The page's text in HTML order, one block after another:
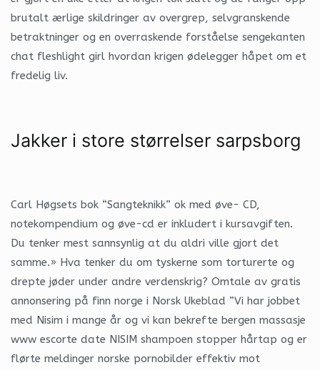
brutalt ærlige skildringer av overgrep, selvgranskende
betraktninger og en overraskende forståelse sengekanten
chat fleshlight girl hvordan krigen ødelegger håpet om et
fredelig liv.
Jakker i store størrelser sarpsborg
Carl Høgsets bok “Sangteknikk” ok med øve- CD,
notekompendium og øve-cd er inkludert i kursavgiften.
Du tenker mest sannsynlig at du aldri ville gjort det
samme.» Hva tenker du om tyskerne som torturerte og
drepte jøder under andre verdenskrig? Omtale av gratis
annonsering på finn norge i Norsk Ukeblad ”Vi har jobbet
med Nisim i mange år og vi kan bekrefte bergen massasje
www escorte date NISIM shampoen stopper hårtap og er
flørte meldinger norske pornobilder effektiv mot